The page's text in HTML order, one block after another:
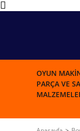
OYUN
PARÇA VE